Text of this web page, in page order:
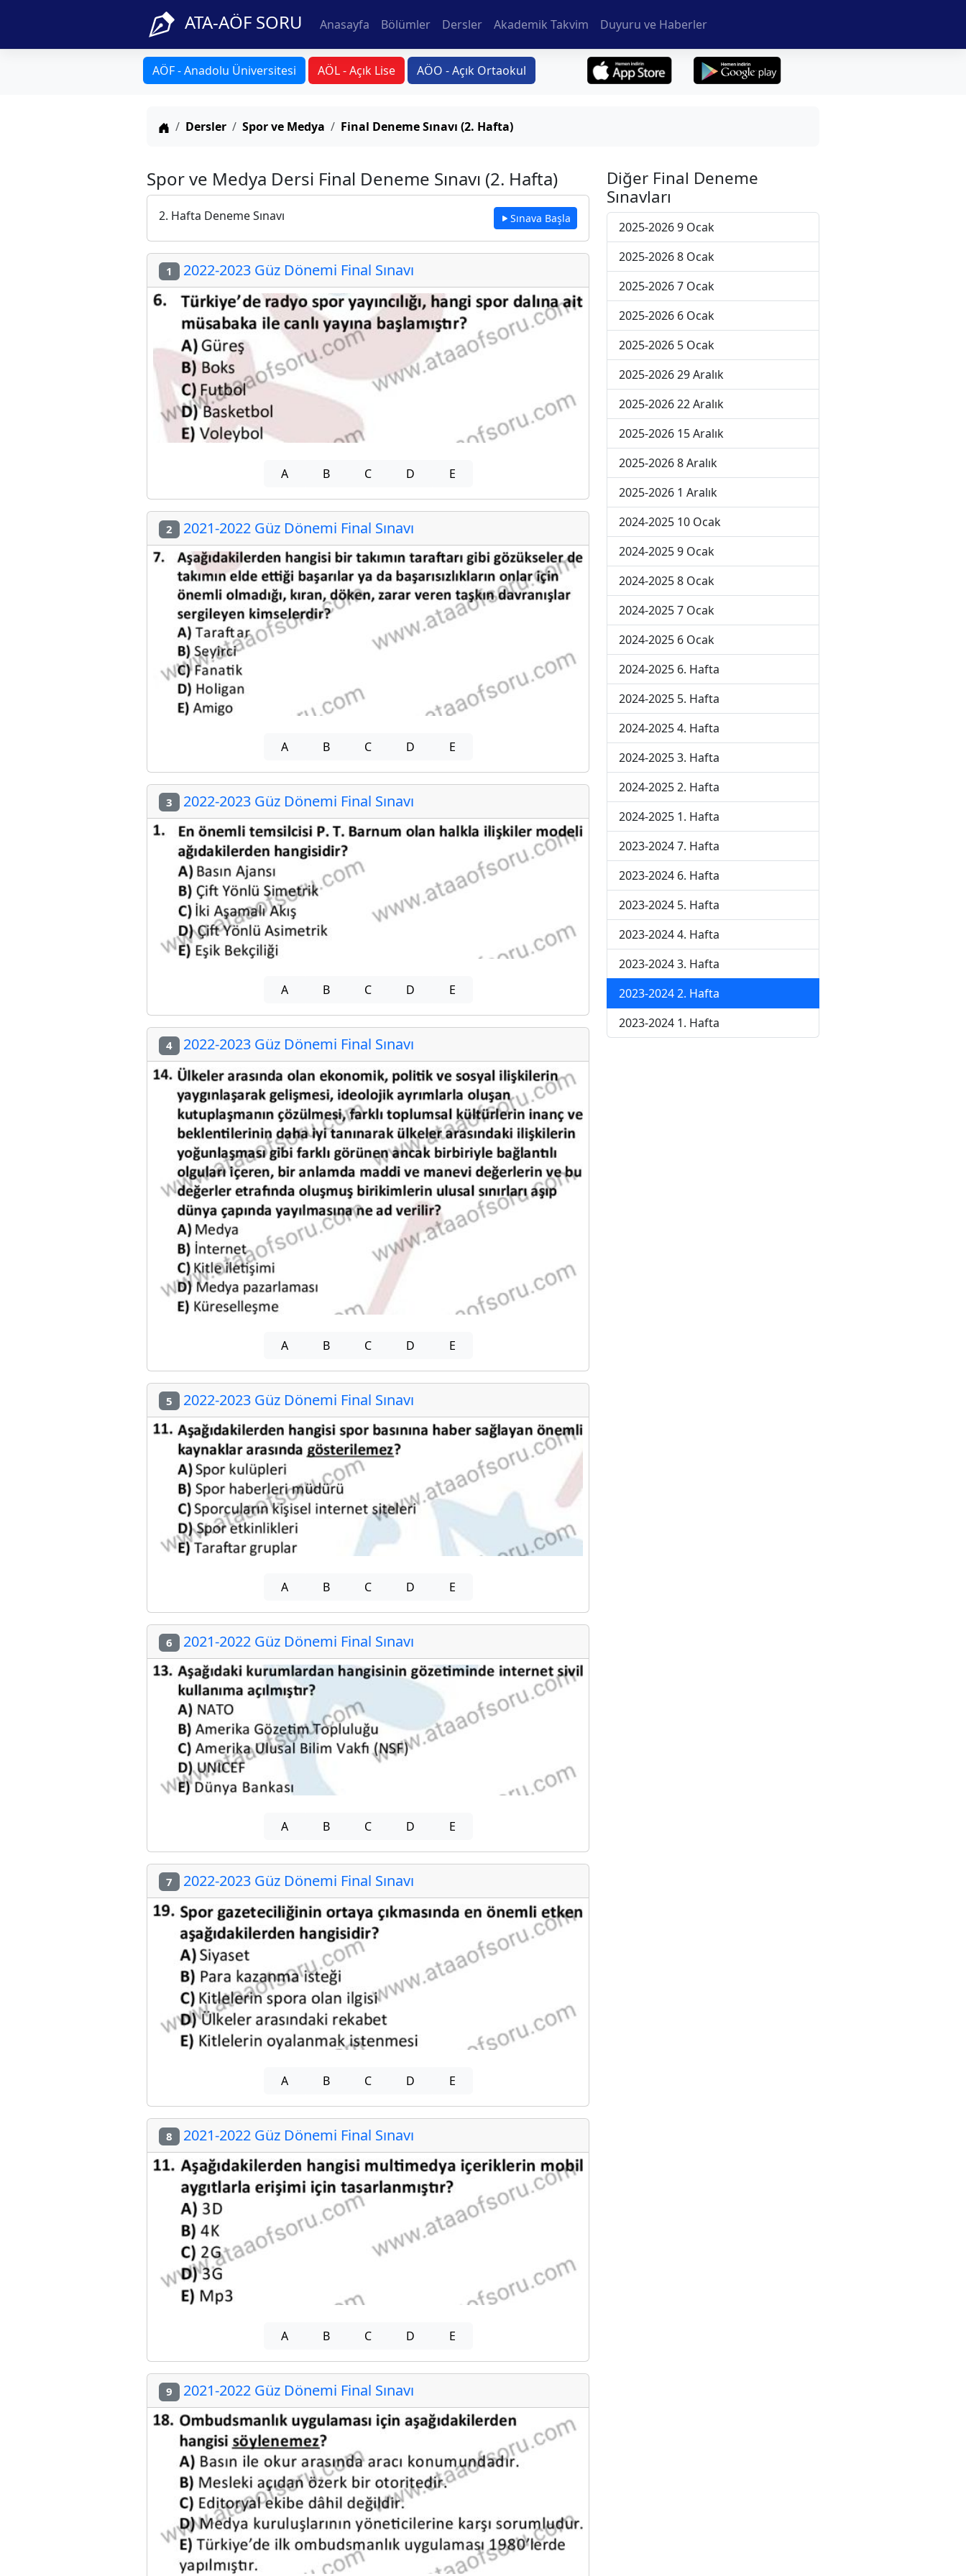
ATA-AÖF SORU Anasayfa Bölümler Dersler Akademik Takvim Duyuru ve Haberler
AÖF - Anadolu Üniversitesi AÖL - Açık Lise AÖO - Açık Ortaokul
Anasayfa
Dersler Spor ve Medya Final Deneme Sınavı (2. Hafta)
Spor ve Medya Dersi Final Deneme Sınavı (2. Hafta)
2. Hafta Deneme Sınavı Sınava Başla
1 2022-2023 Güz Dönemi Final Sınavı
A B C D E
2 2021-2022 Güz Dönemi Final Sınavı
A B C D E
3 2022-2023 Güz Dönemi Final Sınavı
A B C D E
4 2022-2023 Güz Dönemi Final Sınavı
A B C D E
5 2022-2023 Güz Dönemi Final Sınavı
A B C D E
6 2021-2022 Güz Dönemi Final Sınavı
A B C D E
7 2022-2023 Güz Dönemi Final Sınavı
A B C D E
8 2021-2022 Güz Dönemi Final Sınavı
A B C D E
9 2021-2022 Güz Dönemi Final Sınavı
Diğer Final Deneme
Sınavları
2025-2026 9 Ocak
2025-2026 8 Ocak
2025-2026 7 Ocak
2025-2026 6 Ocak
2025-2026 5 Ocak
2025-2026 29 Aralık
2025-2026 22 Aralık
2025-2026 15 Aralık
2025-2026 8 Aralık
2025-2026 1 Aralık
2024-2025 10 Ocak
2024-2025 9 Ocak
2024-2025 8 Ocak
2024-2025 7 Ocak
2024-2025 6 Ocak
2024-2025 6. Hafta
2024-2025 5. Hafta
2024-2025 4. Hafta
2024-2025 3. Hafta
2024-2025 2. Hafta
2024-2025 1. Hafta
2023-2024 7. Hafta
2023-2024 6. Hafta
2023-2024 5. Hafta
2023-2024 4. Hafta
2023-2024 3. Hafta
2023-2024 2. Hafta
2023-2024 1. Hafta